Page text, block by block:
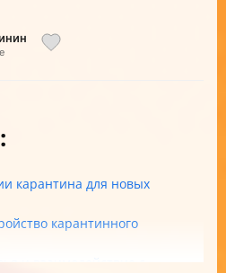
карантина для новых
карантинного
и взаимодействие с